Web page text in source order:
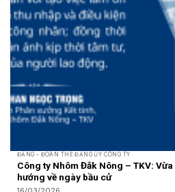
ĐẢNG - ĐOÀN THỂ ĐẢNG ỦY CÔNG TY
Công ty Nhôm Đắk Nông – TKV:
hướng về ngày bầu cử